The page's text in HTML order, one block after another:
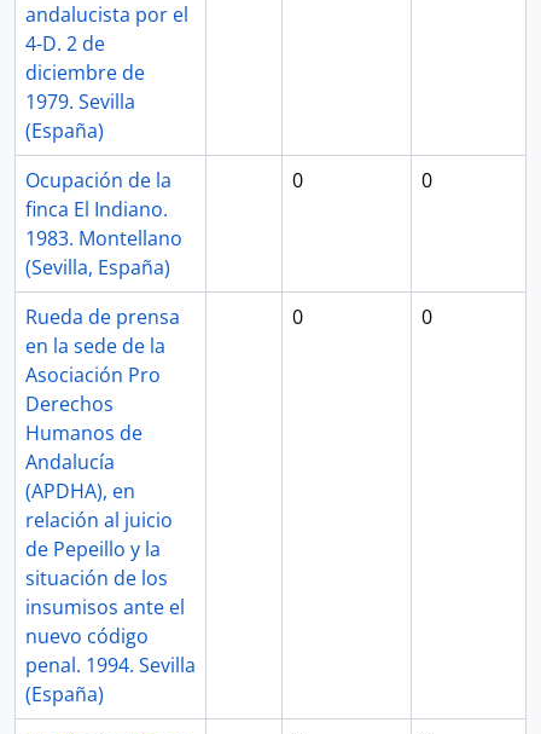
andalucista por el
4-D. 2 de
diciembre de
1979. Sevilla
(España)
Ocupación de la
finca El Indiano.
1983. Montellano
(Sevilla, España)
0 0
Rueda de prensa
en la sede de la
Asociación Pro
Derechos
Humanos de
Andalucía
(APDHA), en
relación al juicio
de Pepeillo y la
situación de los
insumisos ante el
nuevo código
penal. 1994. Sevilla
(España)
0 0